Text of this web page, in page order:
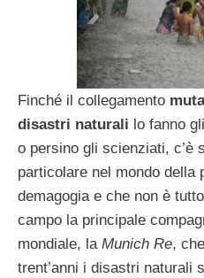
Finché il collegamento
disastri naturali lo fanno
o persino gli scienziati, c’è
particolare nel mondo
demagogia e che non è
campo la principale
mondiale, la Munich Re,
trent’anni i disastri naturali